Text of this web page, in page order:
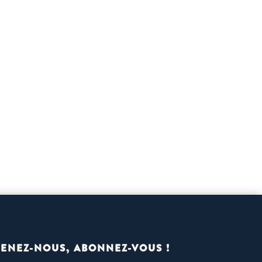
NOUS, ABONNEZ-VOUS !